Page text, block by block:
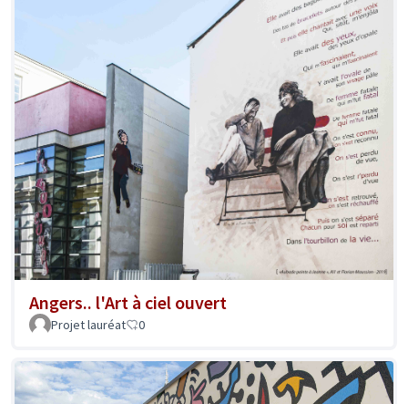
Angers.. l'Art à ciel ouvert
Projet lauréat 0